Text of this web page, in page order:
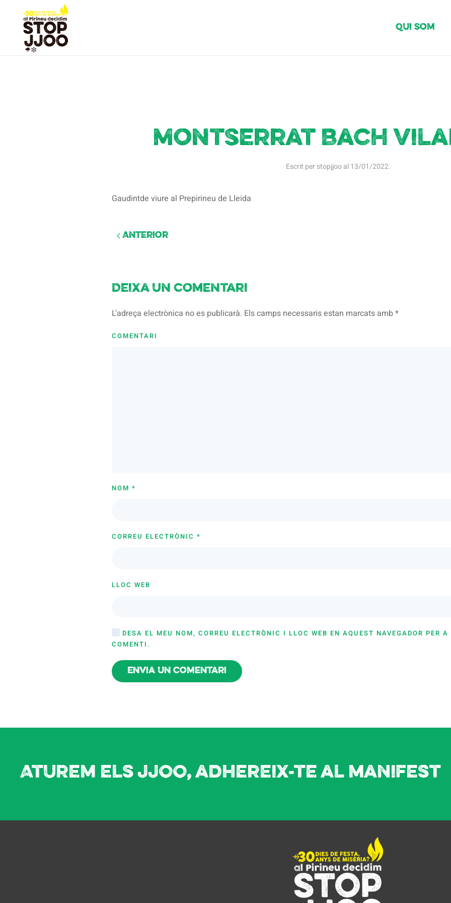
Qui Som
Montserrat Bach
Escrit perstopjjooal13/01/2022.
Gaudintde viure al Prepirineu de Lleida
Anterior
Deixa un comentari
L'adreça electrònica no es publicarà. Els camps necessaris estan marcats amb*
COMENTARI
NOM *
CORREU ELECTRÒNIC *
LLOC WEB
DESA EL MEU NOM, CORREU ELECTRÒNIC I LLOC WEB EN AQUEST NAVEGADOR PER
COMENTI.
Envia un comentari
Aturem els JJOO, adhereix-te al manifest